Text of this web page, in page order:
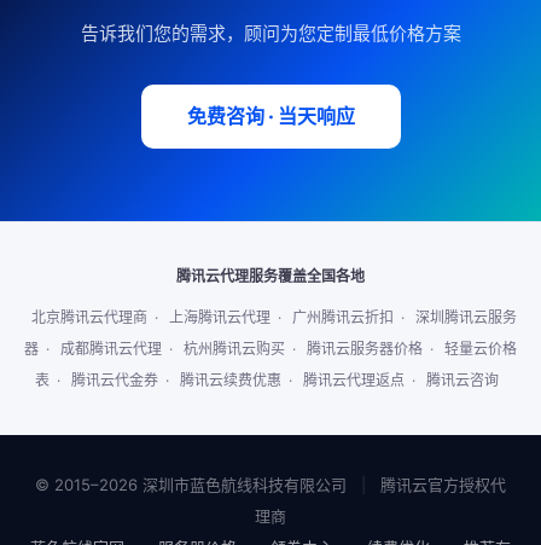
告诉我们您的需求，顾问为您定制最低价格方案
免费咨询 · 当天响应
腾讯云代理服务覆盖全国各地
北京腾讯云代理商 · 上海腾讯云代理 · 广州腾讯云折扣 · 深圳腾讯云服务
器 · 成都腾讯云代理 · 杭州腾讯云购买 · 腾讯云服务器价格 · 轻量云价格
表 · 腾讯云代金券 · 腾讯云续费优惠 · 腾讯云代理返点 · 腾讯云咨询
© 2015–2026 深圳市蓝色航线科技有限公司
腾讯云官方授权代
理商